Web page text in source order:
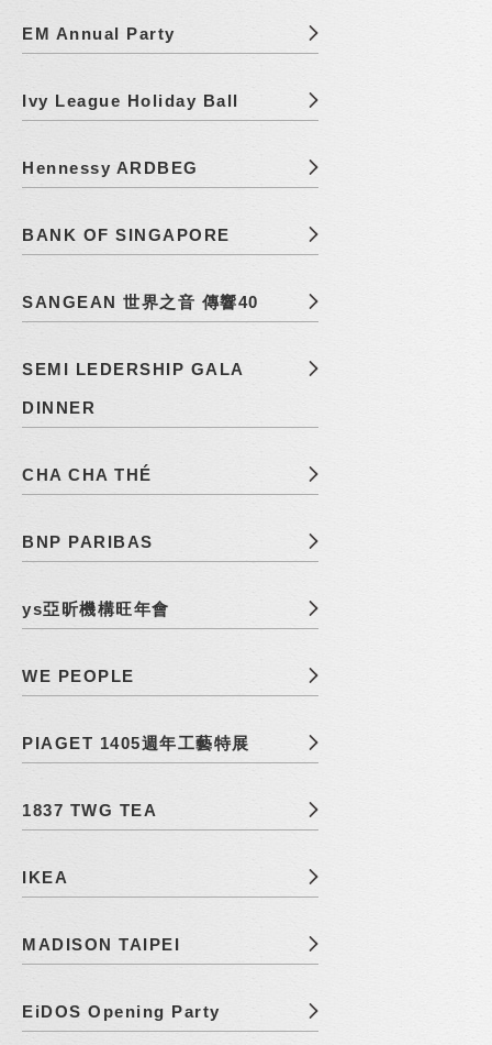
EM Annual Party
Ivy League Holiday Ball
Hennessy ARDBEG
BANK OF SINGAPORE
SANGEAN 世界之音 傳響40
SEMI LEDERSHIP GALA
DINNER
CHA CHA THÉ
BNP PARIBAS
ys亞昕機構旺年會
WE PEOPLE
PIAGET 1405週年工藝特展
1837 TWG TEA
IKEA
MADISON TAIPEI
EiDOS Opening Party